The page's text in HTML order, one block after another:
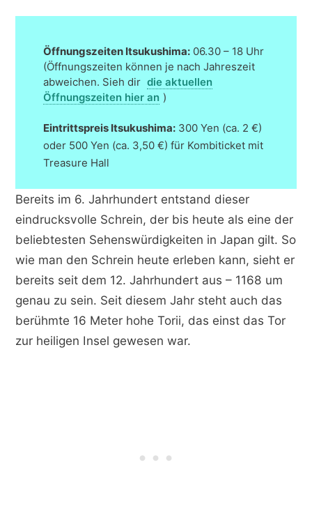
Öffnungszeiten Itsukushima: 06.30 – 18 Uhr
(Öffnungszeiten können je nach Jahreszeit
abweichen. Sieh dir die aktuellen
Öffnungszeiten hier an )
Eintrittspreis Itsukushima: 300 Yen (ca. 2 €)
oder 500 Yen (ca. 3,50 €) für Kombiticket mit
Treasure Hall
Bereits im 6. Jahrhundert entstand dieser
eindrucksvolle Schrein, der bis heute als eine der
beliebtesten Sehenswürdigkeiten in Japan gilt. So
wie man den Schrein heute erleben kann, sieht er
bereits seit dem 12. Jahrhundert aus – 1168 um
genau zu sein. Seit diesem Jahr steht auch das
berühmte 16 Meter hohe Torii, das einst das Tor
zur heiligen Insel gewesen war.